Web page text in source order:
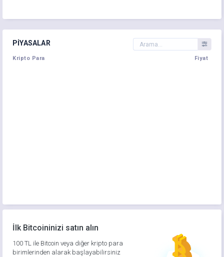
PIYASALAR
Kripto Para Fiyat
İlk Bitcoininizi satın alın
100 TL ile Bitcoin veya diğer kripto para
birimlerinden alarak başlayabilirsiniz